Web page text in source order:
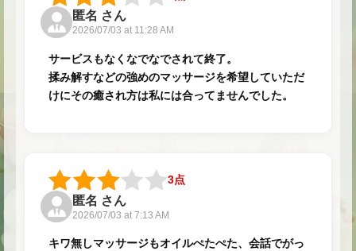
匿名 さん
2026/07/03 at 11:28 AM
サービスもなくなでなでされて終了。
揉み解すなどの強めのマッサージを希望していただ
けにその癒され方は私には合ってませんでした。
3点
匿名 さん
2026/07/03 at 7:13 AM
キワ無しマッサージもオイルぺたぺた、会話でがっ